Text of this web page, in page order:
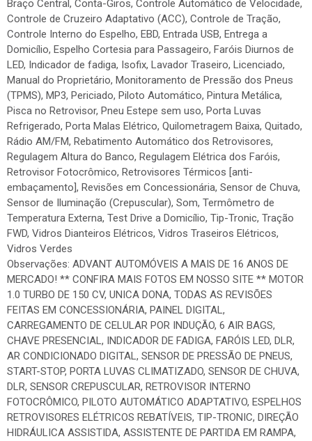
Braço Central, Conta-Giros, Controle Automático de Velocidade,
Controle de Cruzeiro Adaptativo (ACC), Controle de Tração,
Controle Interno do Espelho, EBD, Entrada USB, Entrega a
Domicílio, Espelho Cortesia para Passageiro, Faróis Diurnos de
LED, Indicador de fadiga, Isofix, Lavador Traseiro, Licenciado,
Manual do Proprietário, Monitoramento de Pressão dos Pneus
(TPMS), MP3, Periciado, Piloto Automático, Pintura Metálica,
Pisca no Retrovisor, Pneu Estepe sem uso, Porta Luvas
Refrigerado, Porta Malas Elétrico, Quilometragem Baixa, Quitado,
Rádio AM/FM, Rebatimento Automático dos Retrovisores,
Regulagem Altura do Banco, Regulagem Elétrica dos Faróis,
Retrovisor Fotocrômico, Retrovisores Térmicos [anti-
embaçamento], Revisões em Concessionária, Sensor de Chuva,
Sensor de Iluminação (Crepuscular), Som, Termômetro de
Temperatura Externa, Test Drive a Domicílio, Tip-Tronic, Tração
FWD, Vidros Dianteiros Elétricos, Vidros Traseiros Elétricos,
Vidros Verdes
Observações: ADVANT AUTOMÓVEIS A MAIS DE 16 ANOS DE
MERCADO! ** CONFIRA MAIS FOTOS EM NOSSO SITE ** MOTOR
1.0 TURBO DE 150 CV, UNICA DONA, TODAS AS REVISÕES
FEITAS EM CONCESSIONÁRIA, PAINEL DIGITAL,
CARREGAMENTO DE CELULAR POR INDUÇÃO, 6 AIR BAGS,
CHAVE PRESENCIAL, INDICADOR DE FADIGA, FARÓIS LED, DLR,
AR CONDICIONADO DIGITAL, SENSOR DE PRESSÃO DE PNEUS,
START-STOP, PORTA LUVAS CLIMATIZADO, SENSOR DE CHUVA,
DLR, SENSOR CREPUSCULAR, RETROVISOR INTERNO
FOTOCRÔMICO, PILOTO AUTOMÁTICO ADAPTATIVO, ESPELHOS
RETROVISORES ELÉTRICOS REBATÍVEIS, TIP-TRONIC, DIREÇÃO
HIDRÁULICA ASSISTIDA, ASSISTENTE DE PARTIDA EM RAMPA,